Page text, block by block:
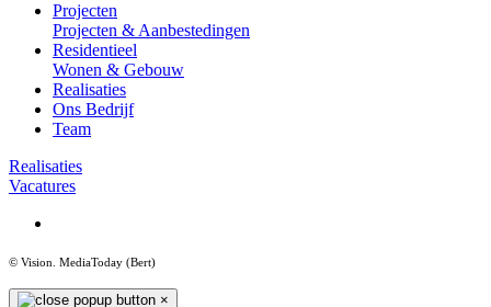
Projecten
Projecten & Aanbestedingen
Residentieel
Wonen & Gebouw
Realisaties
Ons Bedrijf
Team
Realisaties
Vacatures
© Vision . MediaToday (Bert)
×